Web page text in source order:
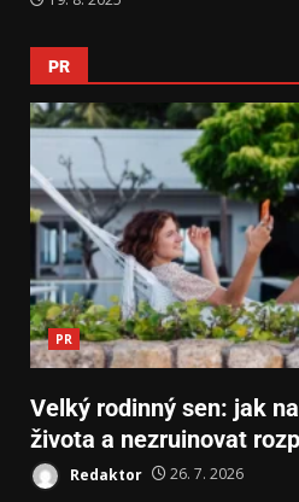
PR
PR
Velký rodinný sen: jak
života a nezruinovat
Redaktor 26. 7. 2026